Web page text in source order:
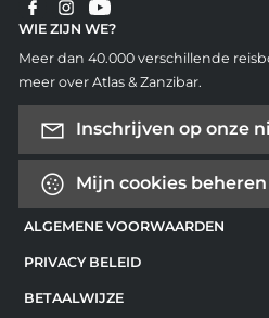
WIE ZIJN WE?
Meer dan 40.000 verschillende
meer over Atlas & Zanzibar.
Inschrijven op onze
Mijn cookies beheren
ALGEMENE VOORWAARDEN
PRIVACY BELEID
BETAALWIJZE